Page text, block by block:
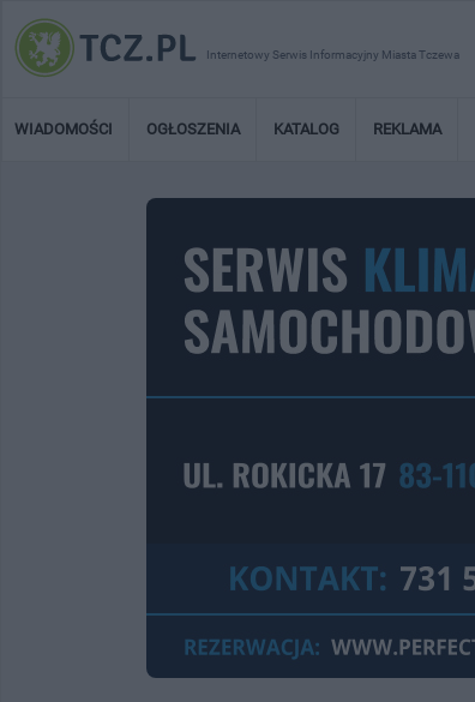
Internetowy Serwis Informacyjny Miasta Tczewa
WIADOMOŚCI OGŁOSZENIA KATALOG REKLAMA